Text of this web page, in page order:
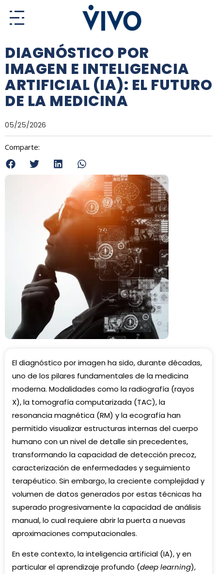
DIAGNÓSTICO POR
IMAGEN E INTELIGENCIA
ARTIFICIAL (IA): EL FUTURO
DE LA MEDICINA
05/25/2026
Comparte:
El diagnóstico por imagen ha sido, durante décadas,
uno de los pilares fundamentales de la medicina
moderna. Modalidades como la radiografía (rayos
X), la tomografía computarizada (TAC), la
resonancia magnética (RM) y la ecografía han
permitido visualizar estructuras internas del cuerpo
humano con un nivel de detalle sin precedentes,
transformando la capacidad de detección precoz,
caracterización de enfermedades y seguimiento
terapéutico. Sin embargo, la creciente complejidad y
volumen de datos generados por estas técnicas ha
superado progresivamente la capacidad de análisis
manual, lo cual requiere abrir la puerta a nuevas
aproximaciones computacionales.
En este contexto, la inteligencia artificial (IA), y en
particular el aprendizaje profundo (deep learning),